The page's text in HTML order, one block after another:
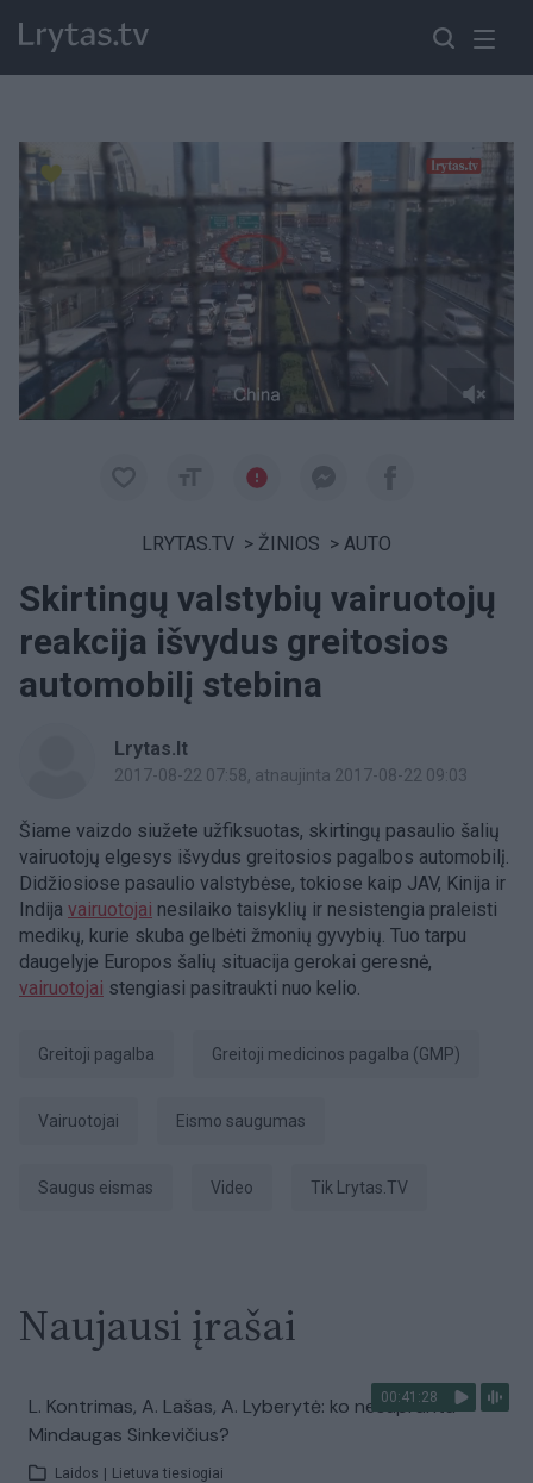
Paremkite Ukrainą
LRYTAS.TV > ŽINIOS > AUTO
Skirtingų valstybių vairuotojų
reakcija išvydus greitosios
automobilį stebina
Lrytas.lt
2017-08-22 07:58, atnaujinta 2017-08-22 09:03
Šiame vaizdo siužete užfiksuotas, skirtingų pasaulio šalių
vairuotojų elgesys išvydus greitosios pagalbos automobilį.
Didžiosiose pasaulio valstybėse, tokiose kaip JAV, Kinija ir
Indija vairuotojai nesilaiko taisyklių ir nesistengia praleisti
medikų, kurie skuba gelbėti žmonių gyvybių. Tuo tarpu
daugelyje Europos šalių situacija gerokai geresnė,
vairuotojai stengiasi pasitraukti nuo kelio.
Greitoji pagalba Greitoji medicinos pagalba (GMP)
vairuotojai eismo saugumas
saugus eismas Video tik Lrytas.TV
Naujausi įrašai
00:41:28
L. Kontrimas, A. Lašas, A. Lyberytė: ko nesupranta
Mindaugas Sinkevičius?
Laidos Lietuva tiesiogiai